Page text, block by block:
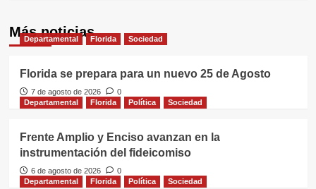
Más noticias
Departamental Florida Sociedad
Florida se prepara para un nuevo 25 de Agosto
7 de agosto de 2026
0
Departamental
Florida Política Sociedad
Frente Amplio y Enciso avanzan en la
instrumentación del fideicomiso
6 de agosto de 2026
0
Departamental
Florida Política Sociedad